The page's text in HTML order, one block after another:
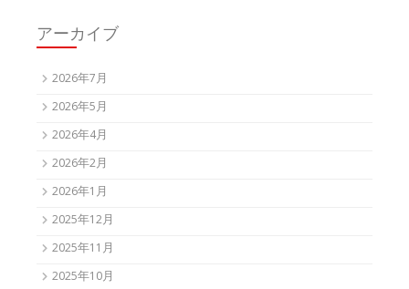
アーカイブ
2026年7月
2026年5月
2026年4月
2026年2月
2026年1月
2025年12月
2025年11月
2025年10月